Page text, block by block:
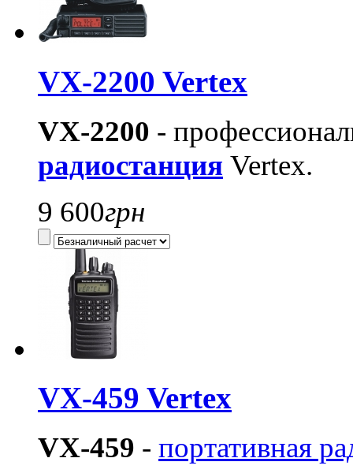
VX-2200 Vertex
VX-2200 -
радиостанция Vertex.
9 600грн
VX-459 Vertex
VX-459 - портативная